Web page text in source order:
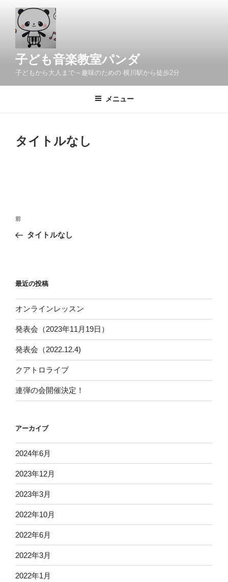
子ども音楽教室パンダ
子どもから大人まで～趣味のための 横川駅から徒歩2分
メニュー
タイトルなし
投
ナ
ー
シ
ョ
ン
過
去
前
タイトルなし
最近の投稿
オンラインレッスン
発表会（2023年11月19日）
発表会（2022.12.4)
クアトロライブ
連弾の会開催決定！
アーカイブ
2024年6月
2023年12月
2023年3月
2022年10月
2022年6月
2022年3月
2022年1月